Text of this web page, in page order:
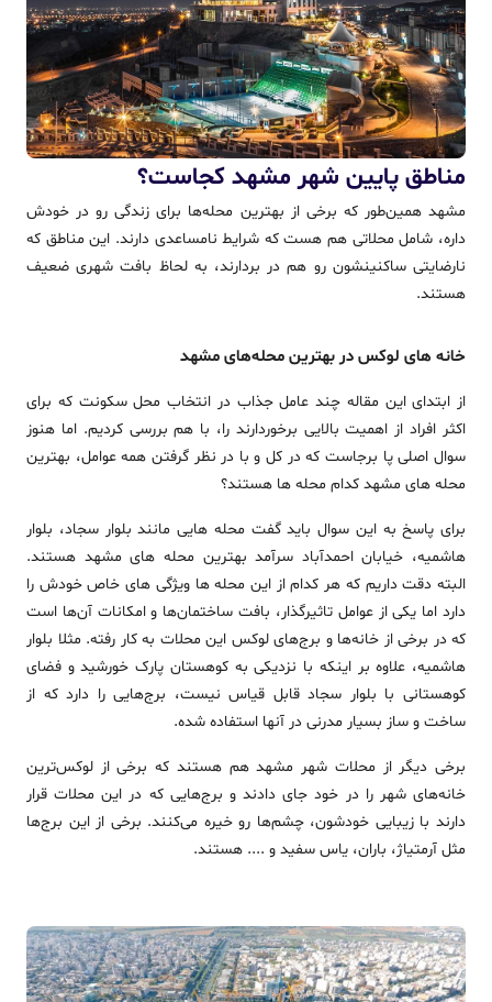
مناطق پایین شهر مشهد کجاست؟
مشهد همین‌طور که برخی از بهترین محله‌ها برای زندگی رو در خودش
داره، شامل محلاتی هم هست که شرایط نامساعدی دارند. این مناطق که
نارضایتی ساکنینشون رو هم در بردارند، به لحاظ بافت شهری ضعیف
هستند.
خانه ‌های لوکس در بهترین محله‌های مشهد
از ابتدای این مقاله چند عامل جذاب در انتخاب محل سکونت که برای
اکثر افراد از اهمیت بالایی برخوردارند را، با هم بررسی کردیم. اما هنوز
سوال اصلی پا برجاست که در کل و با در نظر گرفتن همه عوامل، بهترین
محله های مشهد کدام محله ها هستند؟
برای پاسخ به این سوال باید گفت محله هایی مانند بلوار سجاد، بلوار
هاشمیه، خیابان احمدآباد سرآمد بهترین محله های مشهد هستند.
البته دقت داریم که هر کدام از این محله ها ویژگی های خاص خودش را
دارد اما یکی از عوامل تاثیرگذار، بافت ساختمان‌ها و امکانات آن‌ها است
که در برخی از خانه‌ها و برج‌های لوکس این محلات به کار رفته. مثلا بلوار
هاشمیه، علاوه بر اینکه با نزدیکی به کوهستان پارک خورشید و فضای
کوهستانی با بلوار سجاد قابل قیاس نیست، برج‌هایی را دارد که از
ساخت و ساز بسیار مدرنی در آنها استفاده شده.
برخی دیگر از محلات شهر مشهد هم هستند که برخی از لوکس‌ترین
خانه‌های شهر را در خود جای دادند و برج‌هایی که در این محلات قرار
دارند با زیبایی خودشون، چشم‌ها رو خیره می‌کنند. برخی از این برج‌ها
مثل آرمتیاژ، باران، یاس سفید و .... هستند.